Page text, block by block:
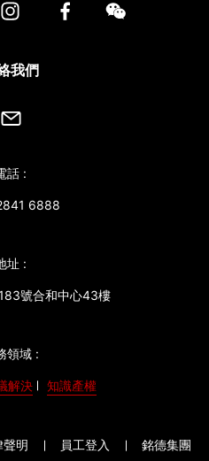
我們
話 :
6888
址 :
號合和中心43樓
領域 :
解決 知識產權
聲明 員工登入 銘德集團